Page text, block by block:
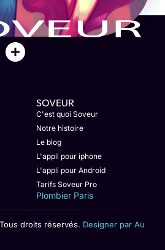
SOVEUR
C'est quoi Soveur
Notre histoire
Le blog
L'appli pour iphone
L'appli pour Android
Tarifs Soveur Pro
Plombier Paris
droits réservés. Designer par Au